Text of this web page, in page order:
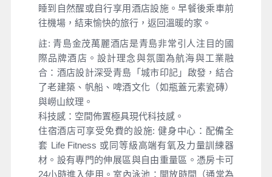
睡到自然醒或自行享用酒店設施。早餐後乘車前
往機場，結束愉快的旅行，返回溫暖的家。
註: 青島金茂萬麗酒店是青島非常引人注目的國
際品牌酒店。設計理念與氛圍為航海與工業融
合：酒店設計深受青島「城市印記」啟發，結合
了老建築、帆船、啤酒文化（如瓶蓋元素瓷磚）
與嶗山紋理。
科技感：空間佈置極具現代科技感。
住宿酒店可享受免費的設施: 健身中心：配備全
套 Life Fitness 或同等級高端有氧及力量訓練器
材。設有專門的伸展區與自由重量區。憑房卡可
24小時進入使用。室內泳池：開放時間（通常為